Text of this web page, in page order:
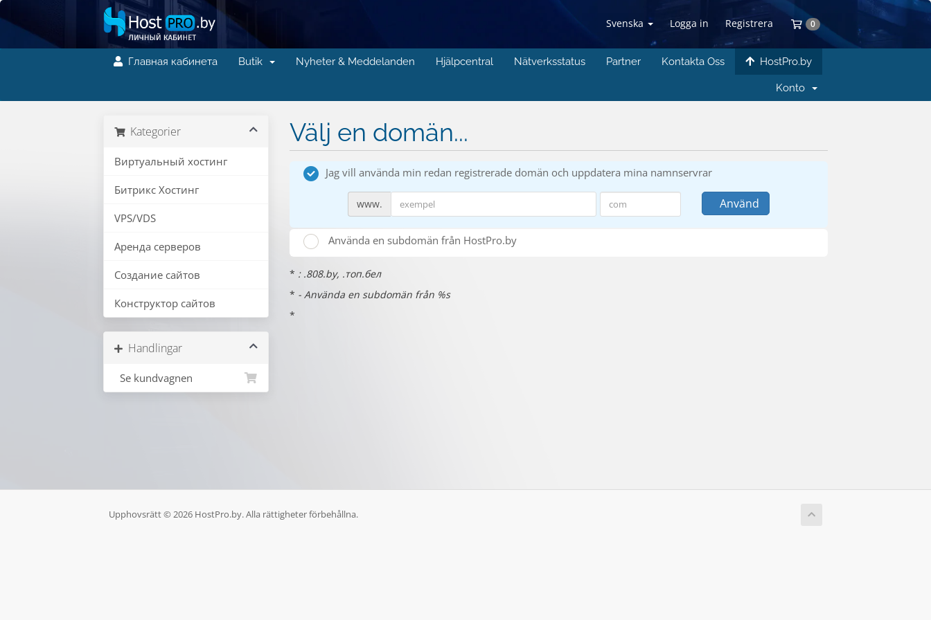
Svenska Logga in Registrera 0 Kundvagn
Главная кабинета Butik Nyheter & Meddelanden Hjälpcentral Nätverksstatus Partner Kontakta Oss HostPro.by
Konto
Kategorier
Виртуальный хостинг
Битрикс Хостинг
VPS/VDS
Аренда серверов
Создание сайтов
Конструктор сайтов
Handlingar
Se kundvagnen
Välj en domän...
Jag vill använda min redan registrerade domän och uppdatera mina namnservrar
www. Använd
Använda en subdomän från HostPro.by
* : .808.by, .топ.бел
* - Använda en subdomän från %s
*
Upphovsrätt © 2026 HostPro.by. Alla rättigheter förbehållna.